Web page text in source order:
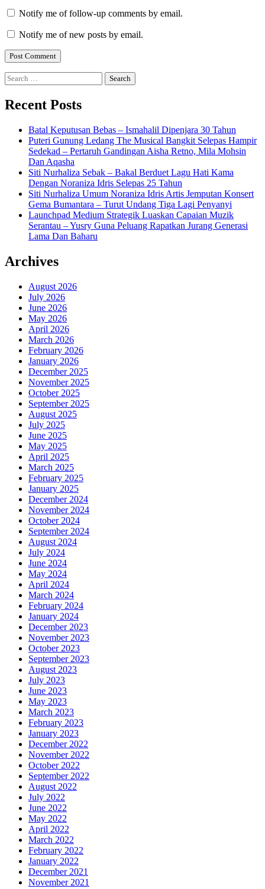
Notify me of follow-up comments by email.
Notify me of new posts by email.
Search
for:
Recent Posts
Batal Keputusan Bebas – Ismahalil Dipenjara 30 Tahun
Puteri Gunung Ledang The Musical Bangkit Selepas Hampir
Sedekad – Pertaruh Gandingan Aisha Retno, Mila Mohsin
Dan Aqasha
Siti Nurhaliza Sebak – Bakal Berduet Lagu Hati Kama
Dengan Noraniza Idris Selepas 25 Tahun
Siti Nurhaliza Umum Noraniza Idris Artis Jemputan Konsert
Gema Bumantara – Turut Undang Tiga Lagi Penyanyi
Launchpad Medium Strategik Luaskan Capaian Muzik
Serantau – Yusry Guna Peluang Rapatkan Jurang Generasi
Lama Dan Baharu
Archives
August 2026
July 2026
June 2026
May 2026
April 2026
March 2026
February 2026
January 2026
December 2025
November 2025
October 2025
September 2025
August 2025
July 2025
June 2025
May 2025
April 2025
March 2025
February 2025
January 2025
December 2024
November 2024
October 2024
September 2024
August 2024
July 2024
June 2024
May 2024
April 2024
March 2024
February 2024
January 2024
December 2023
November 2023
October 2023
September 2023
August 2023
July 2023
June 2023
May 2023
March 2023
February 2023
January 2023
December 2022
November 2022
October 2022
September 2022
August 2022
July 2022
June 2022
May 2022
April 2022
March 2022
February 2022
January 2022
December 2021
November 2021